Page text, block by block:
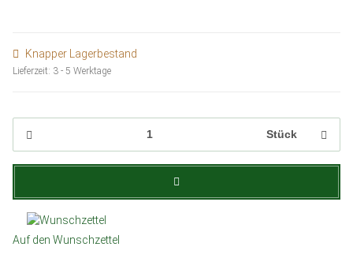
Knapper Lagerbestand
Lieferzeit: 3 - 5 Werktage
Stück
Auf den Wunschzettel